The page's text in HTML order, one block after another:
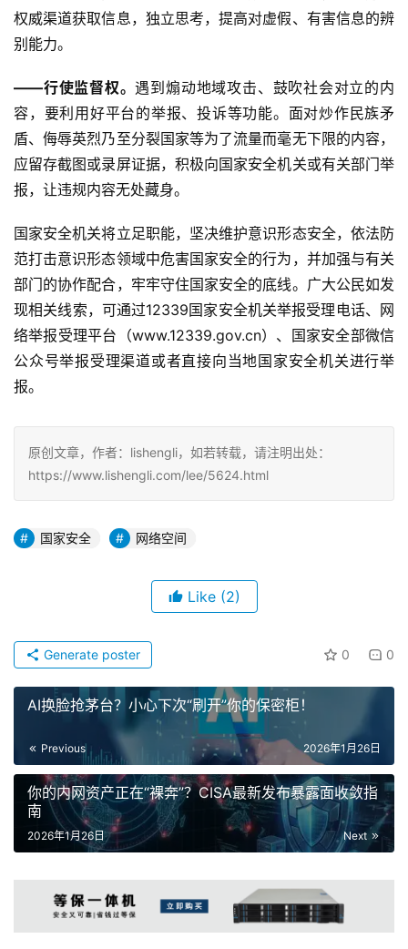
权威渠道获取信息，独立思考，提高对虚假、有害信息的辨
别能力。
——行使监督权。遇到煽动地域攻击、鼓吹社会对立的内
容，要利用好平台的举报、投诉等功能。面对炒作民族矛
盾、侮辱英烈乃至分裂国家等为了流量而毫无下限的内容，
应留存截图或录屏证据，积极向国家安全机关或有关部门举
报，让违规内容无处藏身。
国家安全机关将立足职能，坚决维护意识形态安全，依法防
范打击意识形态领域中危害国家安全的行为，并加强与有关
部门的协作配合，牢牢守住国家安全的底线。广大公民如发
现相关线索，可通过12339国家安全机关举报受理电话、网
络举报受理平台（www.12339.gov.cn）、国家安全部微信
公众号举报受理渠道或者直接向当地国家安全机关进行举
报。
原创文章，作者：lishengli，如若转载，请注明出处：
https://www.lishengli.com/lee/5624.html
国家安全 网络空间
Like (2)
0 0
Generate poster
AI换脸抢茅台？小心下次“刷开”你的保密柜！
Previous 2026年1月26日
你的内网资产正在“裸奔”？CISA最新发布暴露面收敛指
南
Next
2026年1月26日